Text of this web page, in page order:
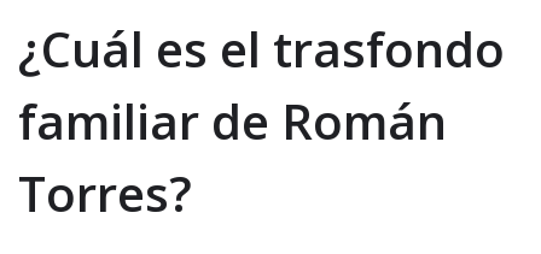
¿Cuál es el trasfondo
familiar de Román
Torres?